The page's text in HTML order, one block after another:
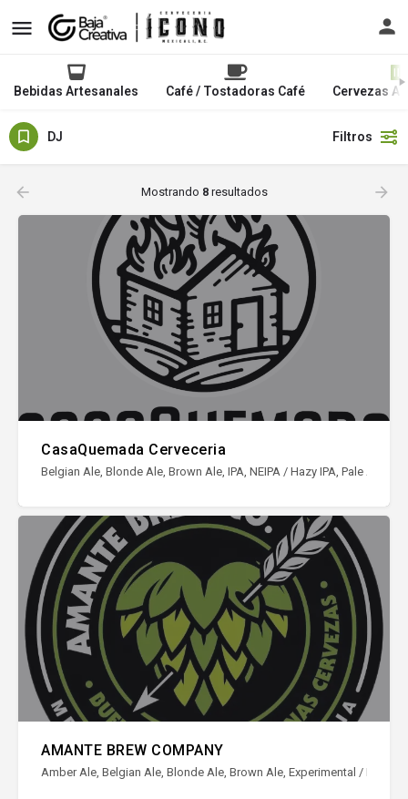
Bebidas Artesanales Café / Tostadoras Café Cervezas
DJ Filtros
Mostrando 8resultados
CasaQuemada Cerveceria
Belgian Ale, Blonde Ale, Brown Ale, IPA, NEIPA / Hazy IPA, Pale Ale,
AMANTE BREW COMPANY
Amber Ale, Belgian Ale, Blonde Ale, Brown Ale, Experimental /